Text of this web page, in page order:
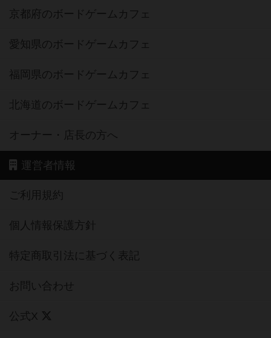
京都府のボードゲームカフェ
愛知県のボードゲームカフェ
福岡県のボードゲームカフェ
北海道のボードゲームカフェ
オーナー・店長の方へ
運営者情報
ご利用規約
個人情報保護方針
特定商取引法に基づく表記
お問い合わせ
公式X